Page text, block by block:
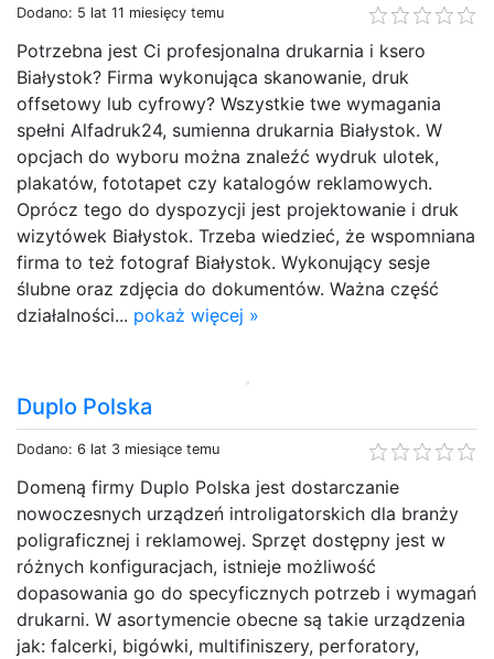
Dodano: 5 lat 11 miesięcy temu
Potrzebna jest Ci profesjonalna drukarnia i ksero
Białystok? Firma wykonująca skanowanie, druk
offsetowy lub cyfrowy? Wszystkie twe wymagania
spełni Alfadruk24, sumienna drukarnia Białystok. W
opcjach do wyboru można znaleźć wydruk ulotek,
plakatów, fototapet czy katalogów reklamowych.
Oprócz tego do dyspozycji jest projektowanie i druk
wizytówek Białystok. Trzeba wiedzieć, że wspomniana
firma to też fotograf Białystok. Wykonujący sesje
ślubne oraz zdjęcia do dokumentów. Ważna część
działalności... pokaż więcej »
Duplo Polska
Dodano: 6 lat 3 miesiące temu
Domeną firmy Duplo Polska jest dostarczanie
nowoczesnych urządzeń introligatorskich dla branży
poligraficznej i reklamowej. Sprzęt dostępny jest w
różnych konfiguracjach, istnieje możliwość
dopasowania go do specyficznych potrzeb i wymagań
drukarni. W asortymencie obecne są takie urządzenia
jak: falcerki, bigówki, multifiniszery, perforatory,